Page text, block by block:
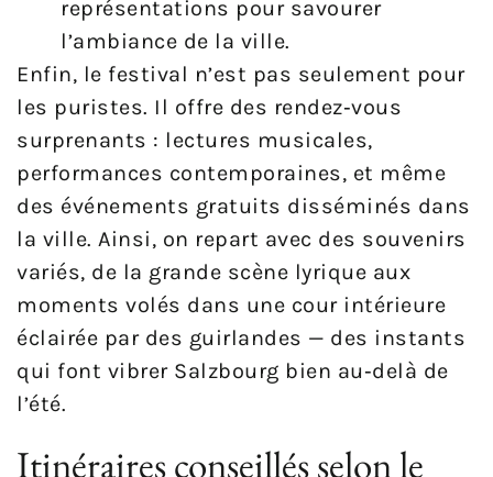
représentations pour savourer
l’ambiance de la ville.
Enfin, le festival n’est pas seulement pour
les puristes. Il offre des rendez‑vous
surprenants : lectures musicales,
performances contemporaines, et même
des événements gratuits disséminés dans
la ville. Ainsi, on repart avec des souvenirs
variés, de la grande scène lyrique aux
moments volés dans une cour intérieure
éclairée par des guirlandes — des instants
qui font vibrer Salzbourg bien au‑delà de
l’été.
Itinéraires conseillés selon le